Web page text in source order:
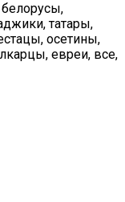
татары,
осетины,
евреи, все,